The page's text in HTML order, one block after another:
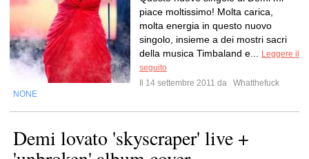
piace moltissimo! Molta carica,
molta energia in questo nuovo
singolo, insieme a dei mostri sacri
della musica Timbaland e...
Leggere il
seguito
Il 14 settembre 2011 da
Whatthefuck
NONE
Demi lovato 'skyscraper' live +